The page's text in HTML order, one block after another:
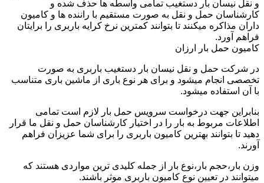
و نقل نیسان بار دستغیب تمامی واسطه ها حذف شده و
کارشناسان حمل و نقل به صورت مستقیم با راننده ها و کامیون
داران مذاکره میکنند تا بتوانند کمترین نرخ کرایه باربری را برایتان
فراهم آورد.
کامیون حمل بار ارزان
در شرکت حمل و نقل نیسان بار دستغیب باربری به صورت
تخصصی انجام میشود و برای هر نوع باری از ماشین باری متناسب
با آن استفاده میشود.
بنابراین جهت درخواست سرویس حمل بار لازم است تمامی
اطلاعات مربوط به بار را در اختیار کارشناسان حمل و نقل ما قرار
دهید تا بتوانند بهترین کامیون باربری را برای شما عزیزان فراهم
آورند.
وزن بار،حجم بار،نوع بار از جمله کلیدی ترین مواردی هستند که
میتوانند در تعیین نوع کامیون باربری موثر باشند.